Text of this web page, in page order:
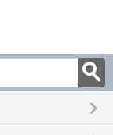
keyboard_arrow_right